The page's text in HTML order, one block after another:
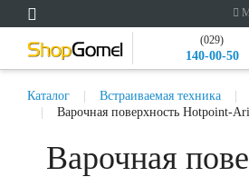
(029)
140-00-50
Каталог Встраиваемая техника
Варочная поверхность Hotpoint-
Варочная